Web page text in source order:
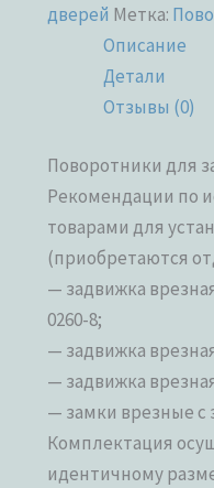
дверей Метка:
Описание
Детали
Отзывы (0)
Поворотники для
Рекомендации по
товарами для
(приобретаются
— задвижка
0260-8;
— задвижка
— задвижка
— замки врезные с
Комплектация
идентичному